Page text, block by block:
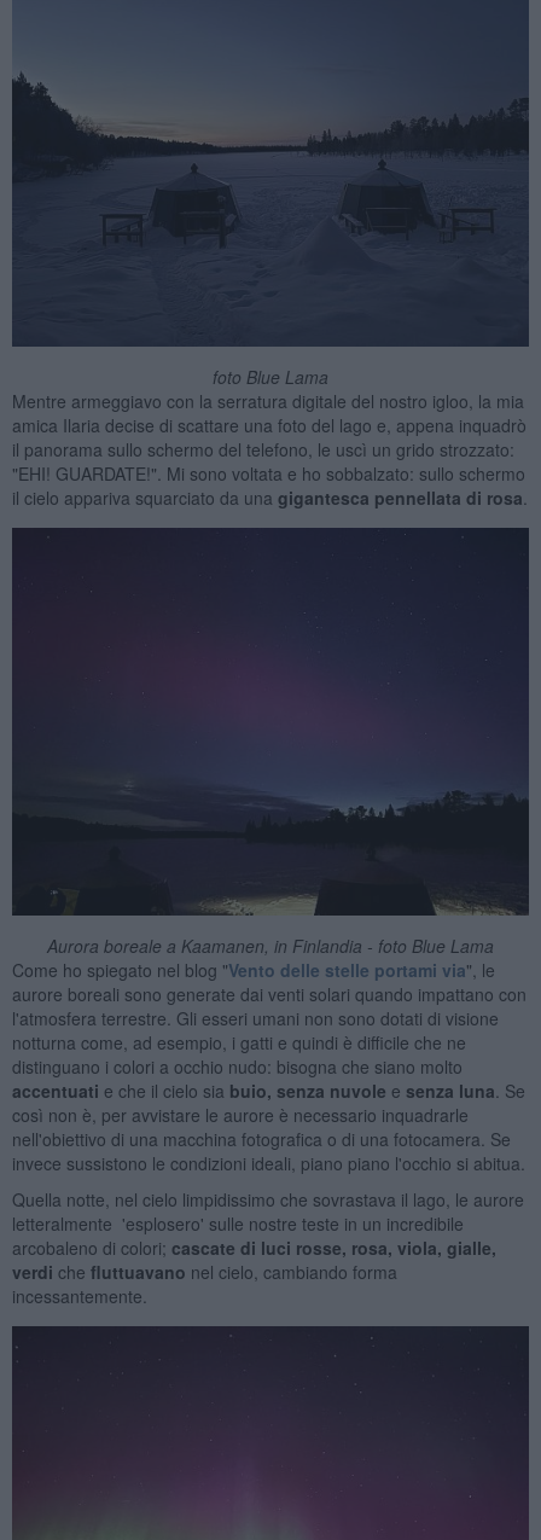
foto Blue Lama
Mentre armeggiavo con la serratura digitale del nostro igloo, la mia
amica Ilaria decise di scattare una foto del lago e, appena inquadrò
il panorama sullo schermo del telefono, le uscì un grido strozzato:
"EHI! GUARDATE!". Mi sono voltata e ho sobbalzato: sullo schermo
il cielo appariva squarciato da una gigantesca pennellata di rosa
Aurora boreale a Kaamanen, in Finlandia - foto Blue Lama
Come ho spiegato nel blog "Vento delle stelle portami via", le
aurore boreali sono generate dai venti solari quando impattano con
l'atmosfera terrestre. Gli esseri umani non sono dotati di visione
notturna come, ad esempio, i gatti e quindi è difficile che ne
distinguano i colori a occhio nudo: bisogna che siano molto
accentuati e che il cielo sia buio, senza nuvole e senza luna. Se
così non è, per avvistare le aurore è necessario inquadrarle
nell'obiettivo di una macchina fotografica o di una fotocamera. Se
invece sussistono le condizioni ideali, piano piano l'occhio si abitua.
Quella notte, nel cielo limpidissimo che sovrastava il lago, le aurore
letteralmente 'esplosero' sulle nostre teste in un incredibile
arcobaleno di colori; cascate di luci rosse, rosa, viola, gialle,
verdi che fluttuavano nel cielo, cambiando forma
incessantemente.